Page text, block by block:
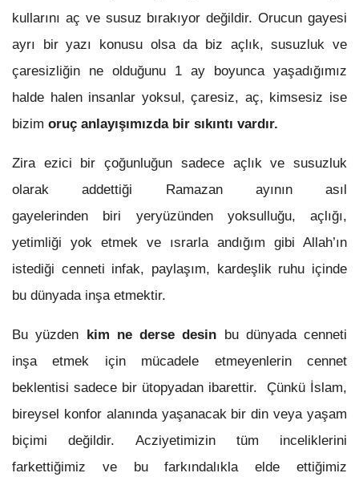
kullarını aç ve susuz bırakıyor değildir. Orucun gayesi
ayrı bir yazı konusu olsa da biz açlık, susuzluk ve
çaresizliğin ne olduğunu 1 ay boyunca yaşadığımız
halde halen insanlar yoksul, çaresiz, aç, kimsesiz ise
bizim oruç anlayışımızda bir sıkıntı vardır.
Zira ezici bir çoğunluğun sadece açlık ve susuzluk
olarak addettiği Ramazan ayının asıl
gayelerinden biri yeryüzünden yoksulluğu, açlığı,
yetimliği yok etmek ve ısrarla andığım gibi Allah’ın
istediği cenneti infak, paylaşım, kardeşlik ruhu içinde
bu dünyada inşa etmektir.
Bu yüzden kim ne derse desin bu dünyada cenneti
inşa etmek için mücadele etmeyenlerin cennet
beklentisi sadece bir ütopyadan ibarettir. Çünkü İslam,
bireysel konfor alanında yaşanacak bir din veya yaşam
biçimi değildir. Acziyetimizin tüm inceliklerini
farkettiğimiz ve bu farkındalıkla elde ettiğimiz